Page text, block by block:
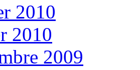
2010
2010
2009